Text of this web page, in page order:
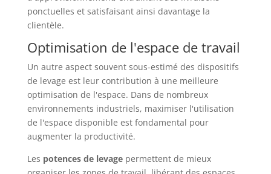
ponctuelles et satisfaisant ainsi davantage la
clientèle.
Optimisation de l'espace de travail
Un autre aspect souvent sous-estimé des dispositifs
de levage est leur contribution à une meilleure
optimisation de l'espace. Dans de nombreux
environnements industriels, maximiser l'utilisation
de l'espace disponible est fondamental pour
augmenter la productivité.
Les potences de levagepermettent de mieux